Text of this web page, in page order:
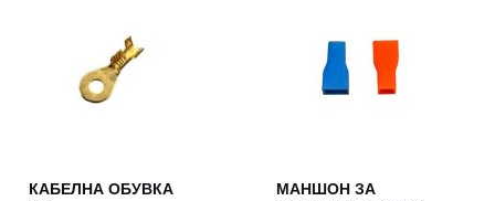
КАБЕЛНА ОБУВКА
МАНШОН ЗА